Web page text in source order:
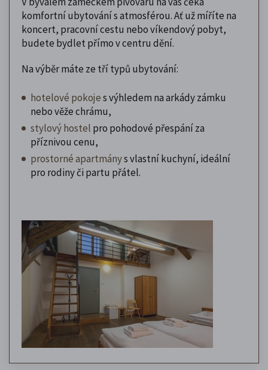
komfortní ubytování s atmosférou. Ať už míříte na
koncert, pracovní cestu nebo víkendový pobyt,
budete bydlet přímo v centru dění.
Na výběr máte ze tří typů ubytování:
hotelové pokojes výhledem na arkády zámku
nebo věže chrámu,
stylový hostel pro pohodové přespání za
příznivou cenu,
prostorné apartmánys vlastní kuchyní, ideální
pro rodiny či partu přátel.